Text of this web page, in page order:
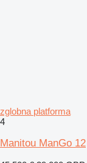
zglobna platforma
4
Manitou ManGo 12